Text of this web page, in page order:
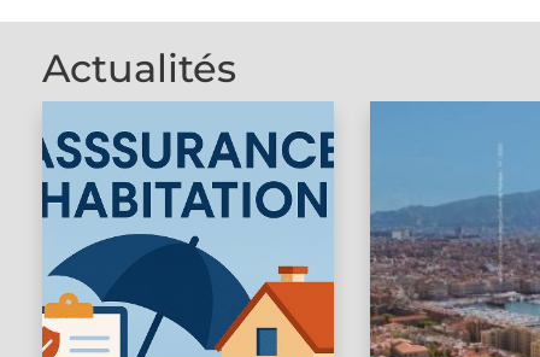
Actualités